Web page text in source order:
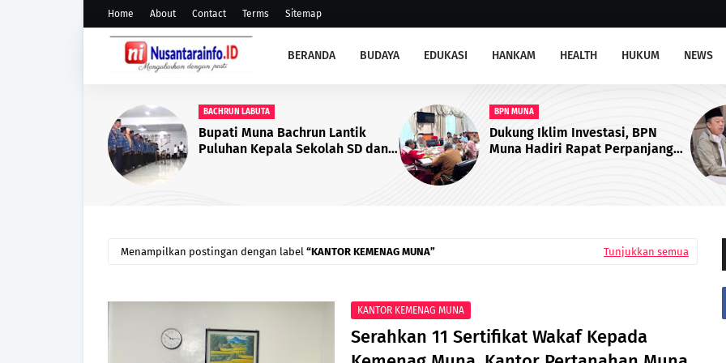
Home About Contact Terms Sitemap
BERANDA BUDAYA EDUKASI HANKAM HEALTH HUKUM NEWS
BPN MUNA
Dukung Iklim Investasi, BPN
Muna Hadiri Rapat Perpanjangan
ATR/BPN RI
Kementerian ATR/BPN Gelar Uji
Coba Layanan Peralihan Hak 10
Menampilkan postingan dengan label KANTOR KEMENAG MUNA Tunjukkan semua
KANTOR KEMENAG MUNA
Serahkan 11 Sertifikat Wakaf Kepada